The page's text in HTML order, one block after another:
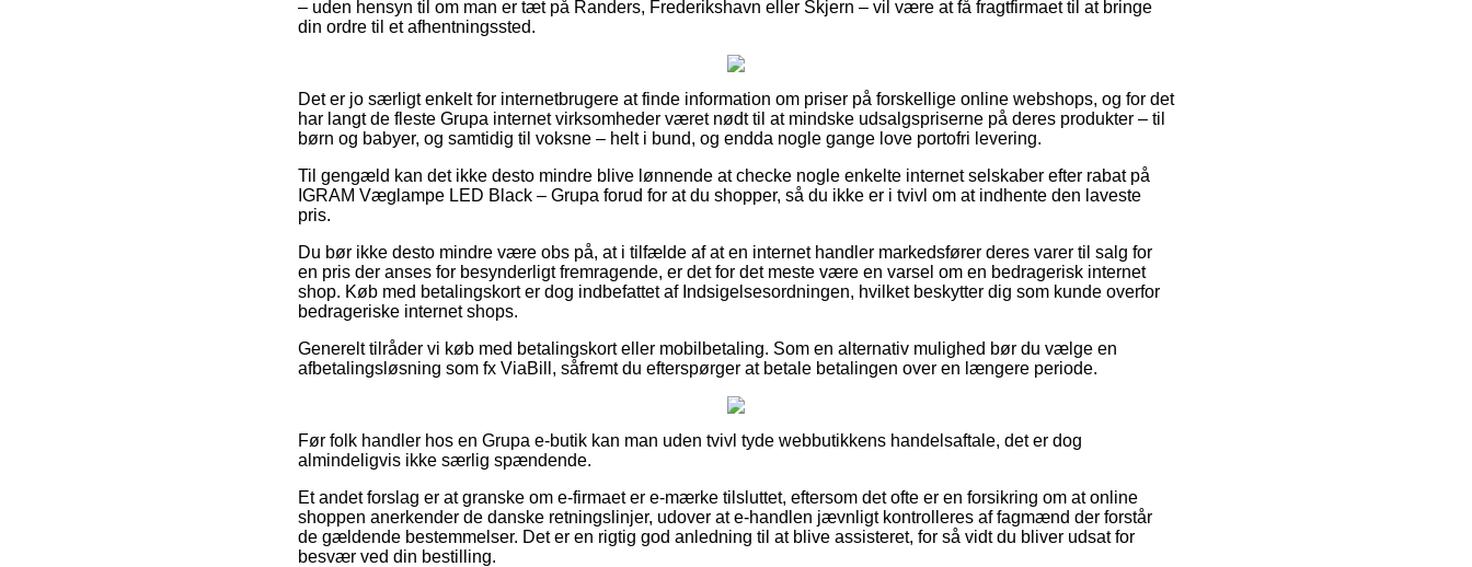
– uden hensyn til om man er tæt på Randers, Frederikshavn eller Skjern – vil være at få fragtfirmaet til at bringe
din ordre til et afhentningssted.
Det er jo særligt enkelt for internetbrugere at finde information om priser på forskellige online webshops, og for det
har langt de fleste Grupa internet virksomheder været nødt til at mindske udsalgspriserne på deres produkter – til
børn og babyer, og samtidig til voksne – helt i bund, og endda nogle gange love portofri levering.
Til gengæld kan det ikke desto mindre blive lønnende at checke nogle enkelte internet selskaber efter rabat på
IGRAM Væglampe LED Black – Grupa forud for at du shopper, så du ikke er i tvivl om at indhente den laveste
pris.
Du bør ikke desto mindre være obs på, at i tilfælde af at en internet handler markedsfører deres varer til salg for
en pris der anses for besynderligt fremragende, er det for det meste være en varsel om en bedragerisk internet
shop. Køb med betalingskort er dog indbefattet af Indsigelsesordningen, hvilket beskytter dig som kunde overfor
bedrageriske internet shops.
Generelt tilråder vi køb med betalingskort eller mobilbetaling. Som en alternativ mulighed bør du vælge en
afbetalingsløsning som fx ViaBill, såfremt du efterspørger at betale betalingen over en længere periode.
Før folk handler hos en Grupa e-butik kan man uden tvivl tyde webbutikkens handelsaftale, det er dog
almindeligvis ikke særlig spændende.
Et andet forslag er at granske om e-firmaet er e-mærke tilsluttet, eftersom det ofte er en forsikring om at online
shoppen anerkender de danske retningslinjer, udover at e-handlen jævnligt kontrolleres af fagmænd der forstår
de gældende bestemmelser. Det er en rigtig god anledning til at blive assisteret, for så vidt du bliver udsat for
besvær ved din bestilling.